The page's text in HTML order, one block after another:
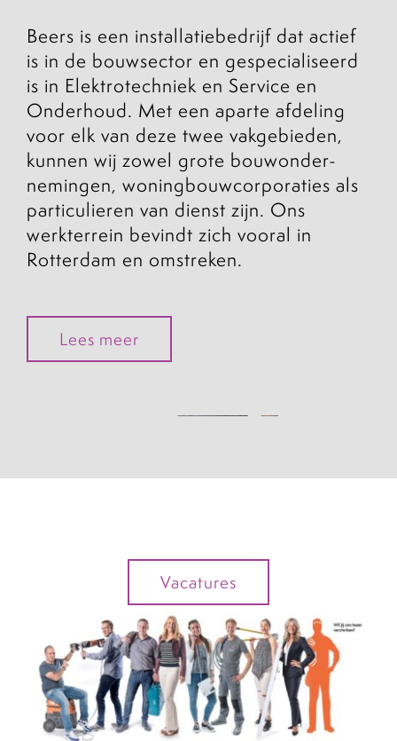
Beers is een installatiebedrijf dat actief
is in de bouwsector en gespecialiseerd
is in Elektrotechniek en Service en
Onderhoud. Met een aparte afdeling
voor elk van deze twee vakgebieden,
kunnen wij zowel grote bouwonder-
nemingen, woningbouwcorporaties als
particulieren van dienst zijn. Ons
werkterrein bevindt zich vooral in
Rotterdam en omstreken.
Lees meer
Vacatures